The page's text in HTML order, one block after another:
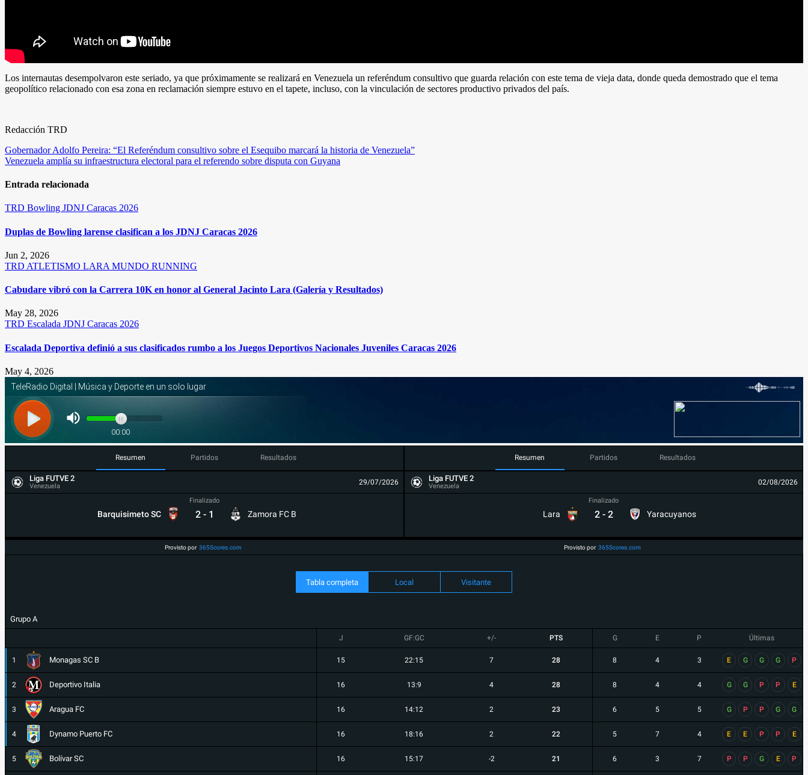
Los internautas desempolvaron este seriado, ya que próximamente se realizará en Venezuela un referéndum consultivo que guarda relación con este tema de vieja data, donde queda demostrado que el tema
geopolítico relacionado con esa zona en reclamación siempre estuvo en el tapete, incluso, con la vinculación de sectores productivo privados del país.
Redacción TRD
Navegación
de
entradas
Gobernador Adolfo Pereira: “El Referéndum consultivo sobre el Esequibo marcará la historia de Venezuela”
Venezuela amplía su infraestructura electoral para el referendo sobre disputa con Guyana
Entrada relacionada
TRD Bowling JDNJ Caracas 2026
Duplas de Bowling larense clasifican a los JDNJ Caracas 2026
Jun 2, 2026
TRD ATLETISMO LARA MUNDO RUNNING
Cabudare vibró con la Carrera 10K en honor al General Jacinto Lara (Galería y Resultados)
May 28, 2026
TRD Escalada JDNJ Caracas 2026
Escalada Deportiva definió a sus clasificados rumbo a los Juegos Deportivos Nacionales Juveniles Caracas 2026
May 4, 2026
Resumen Partidos Resultados
Liga FUTVE 2
Venezuela 29/07/2026
Barquisimeto SC
Finalizado
2 - 1 Zamora FC B
Provisto por 365Scores.com
Resumen Partidos Resultados
Liga FUTVE 2
Venezuela 02/08/2026
Lara
Finalizado
2 - 2 Yaracuyanos
Provisto por 365Scores.com
Tabla completa Local Visitante
Grupo A
J GF:GC +/- PTS G E P Últimas
1 Monagas SC B 15 22:15 7 28 8 4 3 E G G G P
2 Deportivo Italia 16 13:9 4 28 8 4 4 G G P P E
3 Aragua FC 16 14:12 2 23 6 5 5 G P P G G
4 Dynamo Puerto FC 16 18:16 2 22 5 7 4 E E P P E
5 Bolívar SC 16 15:17 -2 21 6 3 7 P P G E P